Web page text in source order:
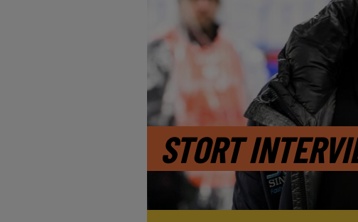
STORT